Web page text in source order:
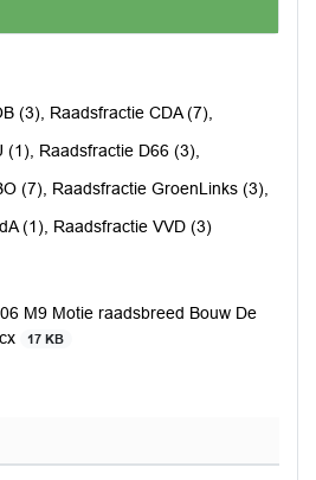
(3), Raadsfractie CDA (7),
(1), Raadsfractie D66 (3),
(7), Raadsfractie GroenLinks (3),
(1), Raadsfractie VVD (3)
M9 Motie raadsbreed Bouw De
17 KB